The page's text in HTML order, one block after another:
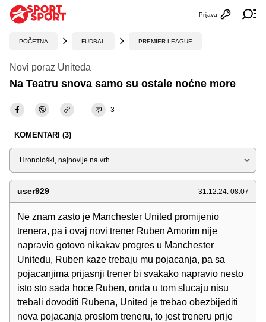
Otvori
Prijava
POČETNA FUDBAL PREMIER LEAGUE
Novi poraz Uniteda
Na Teatru snova samo su ostale noćne more
3
KOMENTARI (3)
Sortiraj
user929 31.12.24. 08:07
Ne znam zasto je Manchester United promijenio
trenera, pa i ovaj novi trener Ruben Amorim nije
napravio gotovo nikakav progres u Manchester
Unitedu, Ruben kaze trebaju mu pojacanja, pa sa
pojacanjima prijasnji trener bi svakako napravio nesto
isto sto sada hoce Ruben, onda u tom slucaju nisu
trebali dovoditi Rubena, United je trebao obezbijediti
nova pojacanja proslom treneru, to jest treneru prije